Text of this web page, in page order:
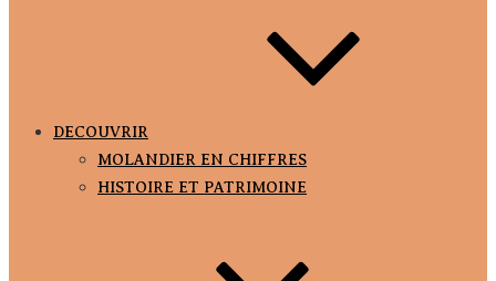
DECOUVRIR
MOLANDIER EN CHIFFRES
HISTOIRE ET PATRIMOINE